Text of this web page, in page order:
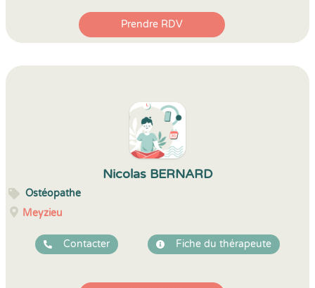
Prendre RDV
Nicolas BERNARD
Ostéopathe
Meyzieu
Contacter Fiche du thérapeute